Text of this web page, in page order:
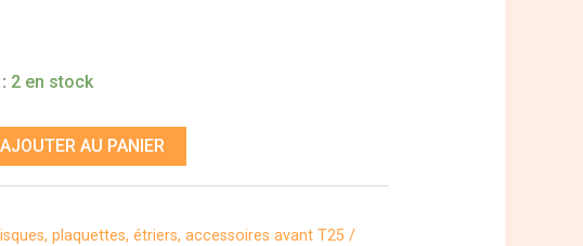
2 en stock
AJOUTER AU PANIER
plaquettes, étriers, accessoires avant T25 /